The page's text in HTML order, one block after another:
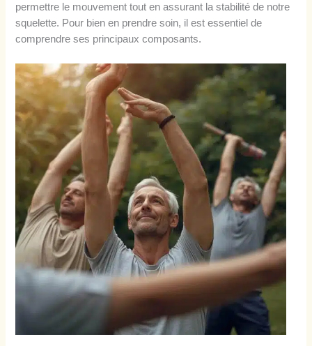
permettre le mouvement tout en assurant la stabilité de notre
squelette. Pour bien en prendre soin, il est essentiel de
comprendre ses principaux composants.